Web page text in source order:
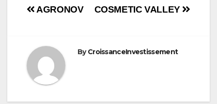
Navigation
l’article
COSMETIC VALLEY
AGRONOV
ByCroissanceInvestissement